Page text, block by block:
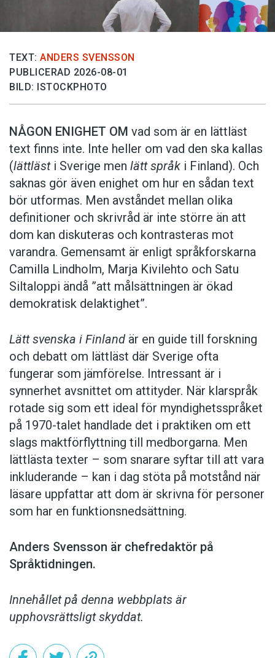
TEXT: ANDERS SVENSSON
PUBLICERAD 2026-08-01
BILD: ISTOCKPHOTO
NÅGON ENIGHET OM vad som är en lättläst
text finns inte. Inte heller om vad den ska kallas
(lättlästi Sverige men lätt språk i Finland). Och
saknas gör även enighet om hur en sådan text
bör utformas. Men avståndet mellan olika
definitioner och skrivråd är inte större än att
dom kan diskuteras och kontrasteras mot
varandra. Gemensamt är enligt språkforskarna
Camilla Lindholm, Marja Kivilehto och Satu
Siltaloppi ändå ”att målsättningen är ökad
demokratisk delaktighet”.
Lätt svenska i Finland är en guide till forskning
och debatt om lättläst där ­Sverige ofta
fungerar som jämförelse. ­Intressant är i
synnerhet ­avsnittet om attityder. När klar­språk
rotade sig som ett ideal för myndighetsspråket
på 1970-talet handlade det i praktiken om ett
slags maktförflyttning till medborgarna. Men
lättlästa texter – som snarare syftar till att vara
inkluderande – kan i dag stöta på motstånd när
läsare uppfattar att dom är skrivna för personer
som har en funktionsnedsättning.
Anders Svensson är chefredaktör på
Språktidningen.
Innehållet på denna webbplats är
upphovsrättsligt skyddat.